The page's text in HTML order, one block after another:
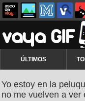
ÚLTIMOS
Yo estoy en la
no me vuelven a ver